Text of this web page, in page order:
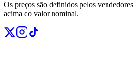
Os preços são definidos pelos
acima do valor nominal.